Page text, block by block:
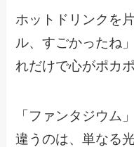
ホットドリンクを
ル、すごかったね
れだけで心がポカ
「ファンタジウム
違うのは、単なる